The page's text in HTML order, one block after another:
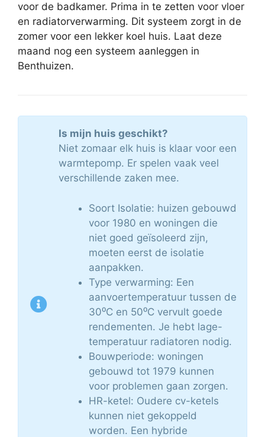
voor de badkamer. Prima in te zetten voor vloer
en radiatorverwarming. Dit systeem zorgt in de
zomer voor een lekker koel huis. Laat deze
maand nog een systeem aanleggen in
Benthuizen.
Is mijn huis geschikt?
Niet zomaar elk huis is klaar voor een
warmtepomp. Er spelen vaak veel
verschillende zaken mee.
Soort Isolatie: huizen gebouwd
voor 1980 en woningen die
niet goed geïsoleerd zijn,
moeten eerst de isolatie
aanpakken.
Type verwarming: Een
aanvoertemperatuur tussen de
30⁰C en 50⁰C vervult goede
rendementen. Je hebt lage-
temperatuur radiatoren nodig.
Bouwperiode: woningen
gebouwd tot 1979 kunnen
voor problemen gaan zorgen.
HR-ketel: Oudere cv-ketels
kunnen niet gekoppeld
worden. Een hybride